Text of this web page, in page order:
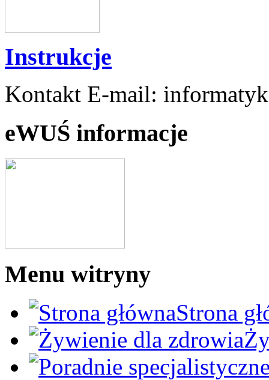
Instrukcje
Kontakt E-mail:
eWUŚ informacje
Menu witryny
Strona